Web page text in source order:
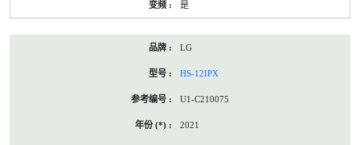
是
LG
HS-12IPX
U1-C210075
2021